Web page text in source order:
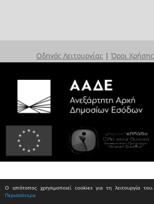
Ο ιστότοπος χρησιμοποιεί cookies για τη λειτουργία του.
Περισσότερα
Οδηγός Λειτουργίας | Όροι Χρήσης